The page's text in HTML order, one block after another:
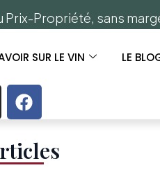
Prix-Propriété, sans
SUR LE VIN LE